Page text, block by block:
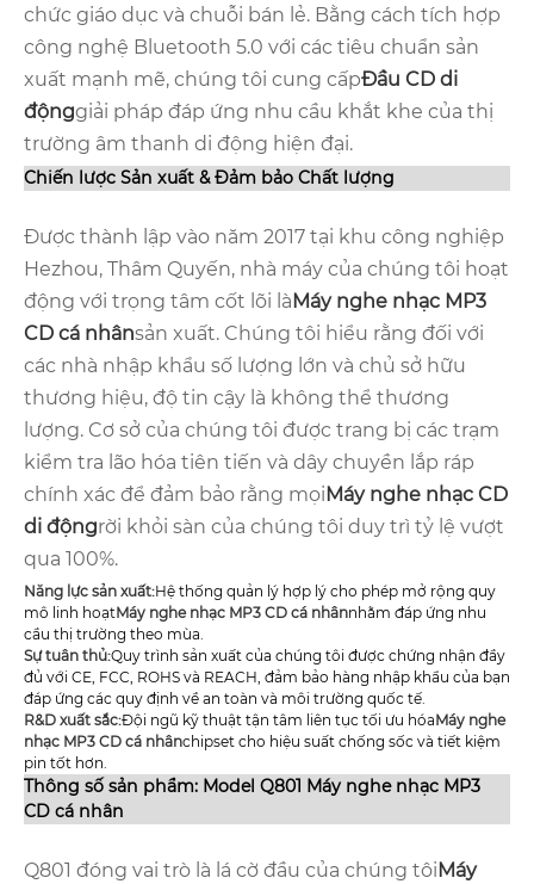
chức giáo dục và chuỗi bán lẻ. Bằng cách tích hợp
công nghệ Bluetooth 5.0 với các tiêu chuẩn sản
xuất mạnh mẽ, chúng tôi cung cấpĐầu CD di
độnggiải pháp đáp ứng nhu cầu khắt khe của thị
trường âm thanh di động hiện đại.
Chiến lược Sản xuất & Đảm bảo Chất lượng
Được thành lập vào năm 2017 tại khu công nghiệp
Hezhou, Thâm Quyến, nhà máy của chúng tôi hoạt
động với trọng tâm cốt lõi làMáy nghe nhạc MP3
CD cá nhânsản xuất. Chúng tôi hiểu rằng đối với
các nhà nhập khẩu số lượng lớn và chủ sở hữu
thương hiệu, độ tin cậy là không thể thương
lượng. Cơ sở của chúng tôi được trang bị các trạm
kiểm tra lão hóa tiên tiến và dây chuyền lắp ráp
chính xác để đảm bảo rằng mọiMáy nghe nhạc CD
di độngrời khỏi sàn của chúng tôi duy trì tỷ lệ vượt
qua 100%.
Năng lực sản xuất:Hệ thống quản lý hợp lý cho phép mở rộng quy
mô linh hoạtMáy nghe nhạc MP3 CD cá nhânnhằm đáp ứng nhu
cầu thị trường theo mùa.
Sự tuân thủ:Quy trình sản xuất của chúng tôi được chứng nhận đầy
đủ với CE, FCC, ROHS và REACH, đảm bảo hàng nhập khẩu của bạn
đáp ứng các quy định về an toàn và môi trường quốc tế.
R&D xuất sắc:Đội ngũ kỹ thuật tận tâm liên tục tối ưu hóaMáy nghe
nhạc MP3 CD cá nhânchipset cho hiệu suất chống sốc và tiết kiệm
pin tốt hơn.
Thông số sản phẩm: Model Q801 Máy nghe nhạc MP3
CD cá nhân
Q801 đóng vai trò là lá cờ đầu của chúng tôiMáy